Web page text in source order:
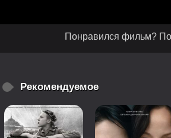
Понравился фильм?
Рекомендуемое